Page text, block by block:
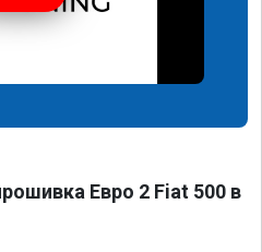
Евро 2 Fiat 500 в